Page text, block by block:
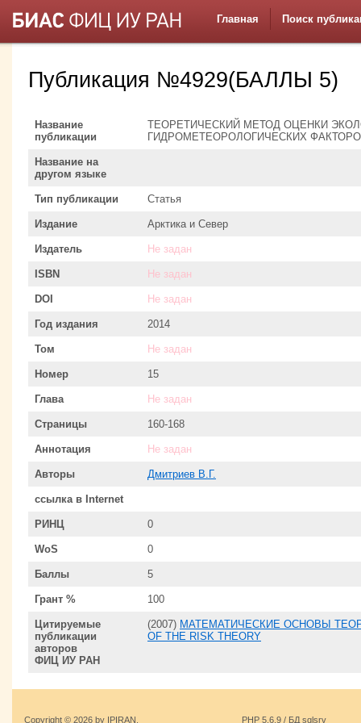
Главная Поиск
Публикация №4929(БАЛЛЫ 5)
Название
публикации
ТЕОРЕТИЧЕСКИЙ МЕТОД ОЦЕНКИ
ГИДРОМЕТЕОРОЛОГИЧЕСКИХ
Название на
другом языке
Тип публикации Статья
Издание Арктика и Север
Издатель Не задан
ISBN Не задан
DOI Не задан
Год издания 2014
Том Не задан
Номер 15
Глава Не задан
Страницы 160-168
Аннотация Не задан
Авторы Дмитриев В.Г.
ссылка в Internet
РИНЦ 0
WoS 0
Баллы 5
Грант % 100
Цитируемые
публикации
авторов
ФИЦ ИУ РАН
(2007) МАТЕМАТИЧЕСКИЕ ОСНОВЫ
OF THE RISK THEORY
Copyright © 2026 by IPIRAN.
PHP 5.6.9 / БД sqlsrv